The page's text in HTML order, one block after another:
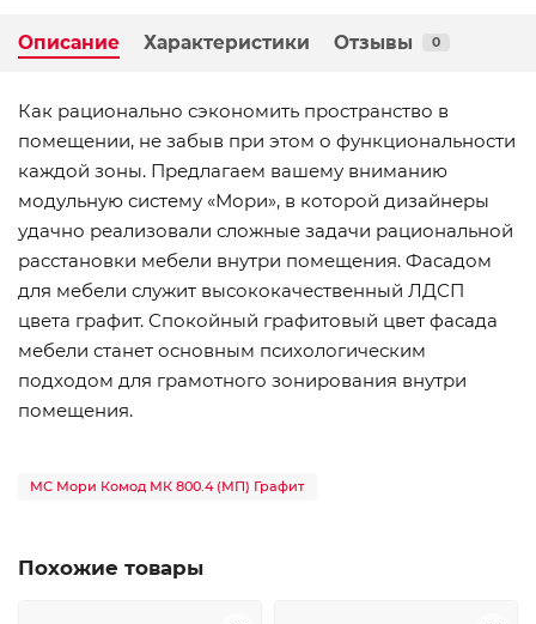
Описание Характеристики Отзывы 0
Как рационально сэкономить пространство в
помещении, не забыв при этом о функциональности
каждой зоны. Предлагаем вашему вниманию
модульную систему «Мори», в которой дизайнеры
удачно реализовали сложные задачи рациональной
расстановки мебели внутри помещения. Фасадом
для мебели служит высококачественный ЛДСП
цвета графит. Спокойный графитовый цвет фасада
мебели станет основным психологическим
подходом для грамотного зонирования внутри
помещения.
МС Мори Комод МК 800.4 (МП) Графит
Похожие товары